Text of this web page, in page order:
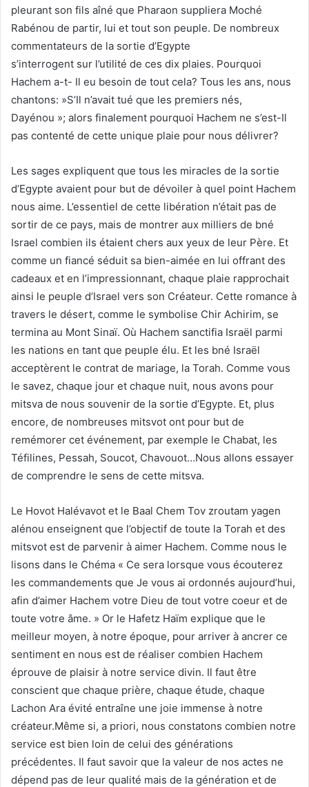
pleurant son fils aîné que Pharaon suppliera Moché
Rabénou de partir, lui et tout son peuple. De nombreux
commentateurs de la sortie d’Egypte
s’interrogent sur l’utilité de ces dix plaies. Pourquoi
Hachem a-t- Il eu besoin de tout cela? Tous les ans, nous
chantons: »S’Il n’avait tué que les premiers nés,
Dayénou »; alors finalement pourquoi Hachem ne s’est-Il
pas contenté de cette unique plaie pour nous délivrer?
Les sages expliquent que tous les miracles de la sortie
d’Egypte avaient pour but de dévoiler à quel point Hachem
nous aime. L’essentiel de cette libération n’était pas de
sortir de ce pays, mais de montrer aux milliers de bné
Israel combien ils étaient chers aux yeux de leur Père. Et
comme un fiancé séduit sa bien-aimée en lui offrant des
cadeaux et en l’impressionnant, chaque plaie rapprochait
ainsi le peuple d’Israel vers son Créateur. Cette romance à
travers le désert, comme le symbolise Chir Achirim, se
termina au Mont Sinaï. Où Hachem sanctifia Israël parmi
les nations en tant que peuple élu. Et les bné Israël
acceptèrent le contrat de mariage, la Torah. Comme vous
le savez, chaque jour et chaque nuit, nous avons pour
mitsva de nous souvenir de la sortie d’Egypte. Et, plus
encore, de nombreuses mitsvot ont pour but de
remémorer cet événement, par exemple le Chabat, les
Téfilines, Pessah, Soucot, Chavouot…Nous allons essayer
de comprendre le sens de cette mitsva.
Le Hovot Halévavot et le Baal Chem Tov zroutam yagen
alénou enseignent que l’objectif de toute la Torah et des
mitsvot est de parvenir à aimer Hachem. Comme nous le
lisons dans le Chéma « Ce sera lorsque vous écouterez
les commandements que Je vous ai ordonnés aujourd’hui,
afin d’aimer Hachem votre Dieu de tout votre coeur et de
toute votre âme. » Or le Hafetz Haïm explique que le
meilleur moyen, à notre époque, pour arriver à ancrer ce
sentiment en nous est de réaliser combien Hachem
éprouve de plaisir à notre service divin. Il faut être
conscient que chaque prière, chaque étude, chaque
Lachon Ara évité entraîne une joie immense à notre
créateur.Même si, a priori, nous constatons combien notre
service est bien loin de celui des générations
précédentes. Il faut savoir que la valeur de nos actes ne
dépend pas de leur qualité mais de la génération et de